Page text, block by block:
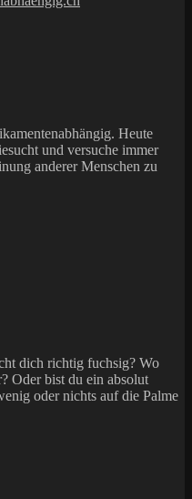
Heute
und versuche immer
anderer Menschen zu
dich richtig fuchsig? Wo
Oder bist du ein absolut
oder nichts auf die Palme